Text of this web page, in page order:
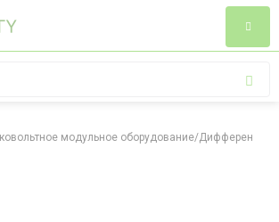
модульное оборудование/